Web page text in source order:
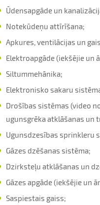
Ūdensapgāde un
Notekūdeņu attīrīšana;
Apkures, ventilācijas un
Elektroapgāde (iekšējie un
Siltummehānika;
Elektronisko sakaru
Drošības sistēmas (video
ugunsgrēka atklāšanas un
Ugunsdzesības sprinkleru
Gāzes dzēšanas sistēma;
Dzirksteļu atklāšanas un
Gāzes apgāde (iekšējie un
Saspiestais gaiss;